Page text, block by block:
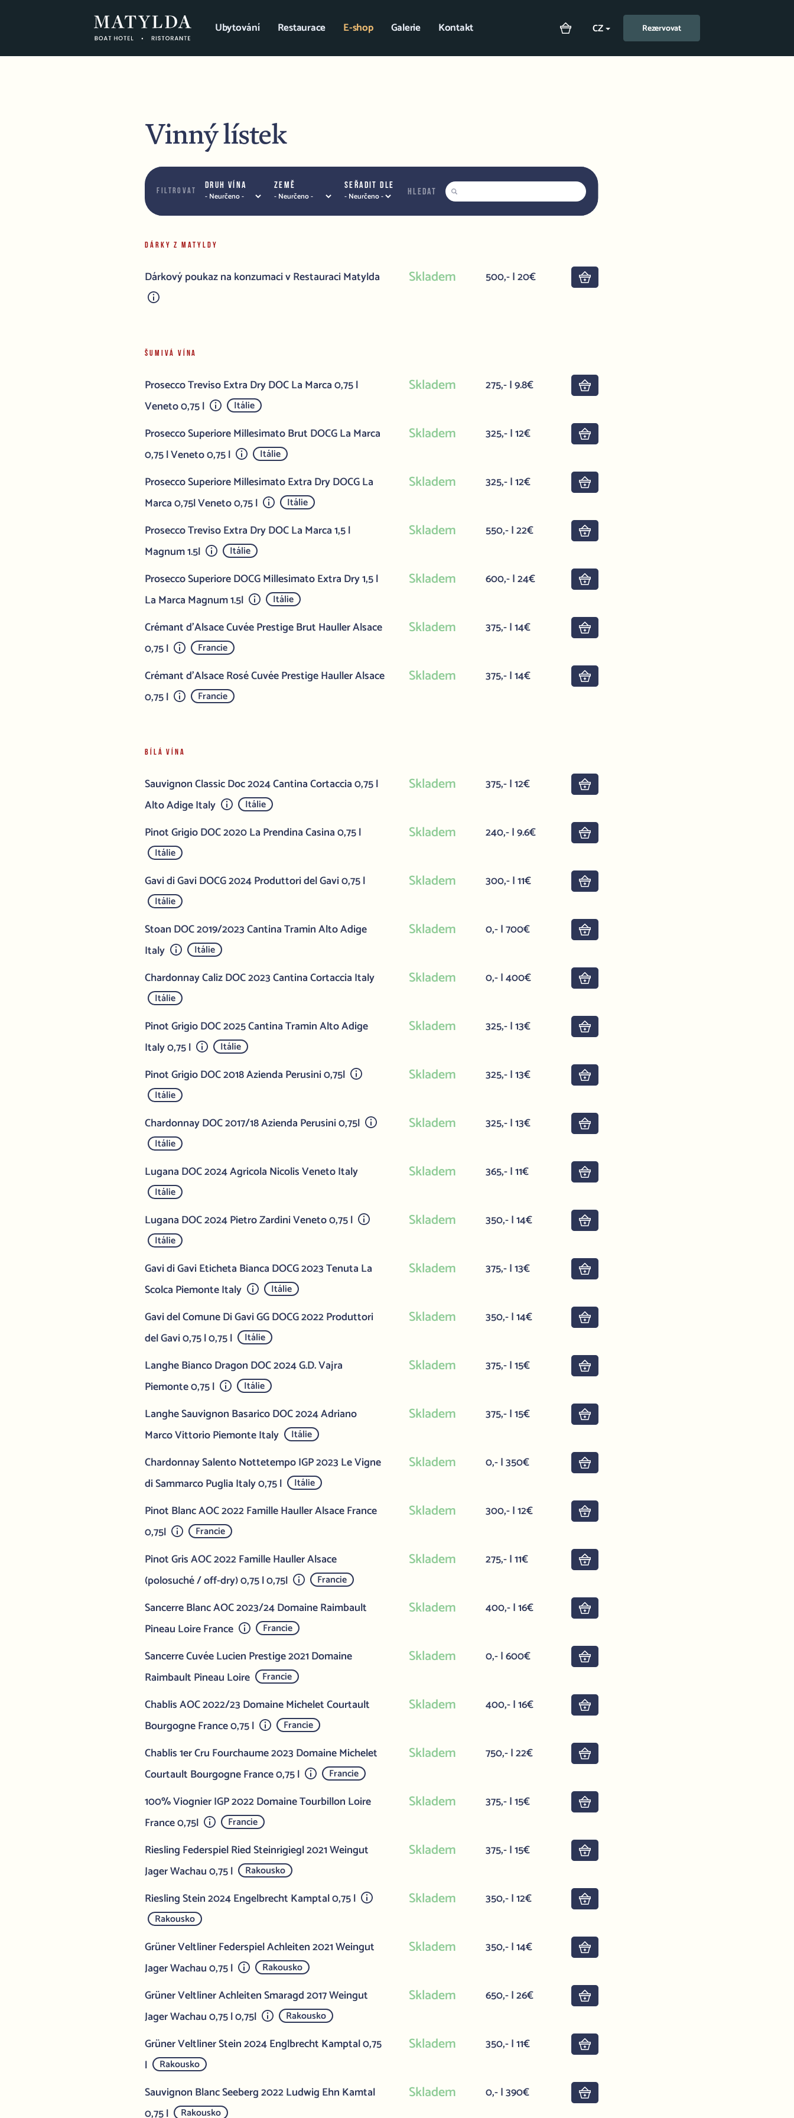
Ubytování Restaurace E-shop Galerie Kontakt CZ Rezervovat
Vinný lístek
Filtrovat
Druh vína Země Seřadit dle
hledat
DÁRKY Z MATYLDY
Dárkový poukaz na konzumaci v Restauraci Matylda Skladem 500,- | 20€
ŠUMIVÁ VÍNA
Prosecco Treviso Extra Dry DOC La Marca 0,75 l
Veneto 0,75 l
Itálie
Skladem 275,- | 9.8€
Prosecco Superiore Millesimato Brut DOCG La Marca
0,75 l Veneto 0,75 l
Itálie
Skladem 325,- | 12€
Prosecco Superiore Millesimato Extra Dry DOCG La
Marca 0,75l Veneto 0,75 l
Itálie
Skladem 325,- | 12€
Prosecco Treviso Extra Dry DOC La Marca 1,5 l
Magnum 1.5l
Itálie
Skladem 550,- | 22€
Prosecco Superiore DOCG Millesimato Extra Dry 1,5 l
La Marca Magnum 1.5l
Itálie
Skladem 600,- | 24€
Crémant d'Alsace Cuvée Prestige Brut Hauller Alsace
0,75 l
Francie
Skladem 375,- | 14€
Crémant d'Alsace Rosé Cuvée Prestige Hauller Alsace
0,75 l
Francie
Skladem 375,- | 14€
BÍLÁ VÍNA
Sauvignon Classic Doc 2024 Cantina Cortaccia 0,75 l
Alto Adige Italy
Itálie
Skladem 375,- | 12€
Pinot Grigio DOC 2020 La Prendina Casina 0,75 l
Itálie
Skladem 240,- | 9.6€
Gavi di Gavi DOCG 2024 Produttori del Gavi 0,75 l
Itálie
Skladem 300,- | 11€
Stoan DOC 2019/2023 Cantina Tramin Alto Adige
Italy
Itálie
Skladem 0,- | 700€
Chardonnay Caliz DOC 2023 Cantina Cortaccia Italy
Itálie
Skladem 0,- | 400€
Pinot Grigio DOC 2025 Cantina Tramin Alto Adige
Italy 0,75 l
Itálie
Skladem 325,- | 13€
Pinot Grigio DOC 2018 Azienda Perusini 0,75l
Itálie
Skladem 325,- | 13€
Chardonnay DOC 2017/18 Azienda Perusini 0,75l
Itálie
Skladem 325,- | 13€
Lugana DOC 2024 Agricola Nicolis Veneto Italy
Itálie
Skladem 365,- | 11€
Lugana DOC 2024 Pietro Zardini Veneto 0,75 l
Itálie
Skladem 350,- | 14€
Gavi di Gavi Eticheta Bianca DOCG 2023 Tenuta La
Scolca Piemonte Italy
Itálie
Skladem 375,- | 13€
Gavi del Comune Di Gavi GG DOCG 2022 Produttori
del Gavi 0,75 l 0,75 l
Itálie
Skladem 350,- | 14€
Langhe Bianco Dragon DOC 2024 G.D. Vajra
Piemonte 0,75 l
Itálie
Skladem 375,- | 15€
Langhe Sauvignon Basarico DOC 2024 Adriano
Marco Vittorio Piemonte Italy
Itálie
Skladem 375,- | 15€
Chardonnay Salento Nottetempo IGP 2023 Le Vigne
di Sammarco Puglia Italy 0,75 l
Itálie
Skladem 0,- | 350€
Pinot Blanc AOC 2022 Famille Hauller Alsace France
0,75l
Francie
Skladem 300,- | 12€
Pinot Gris AOC 2022 Famille Hauller Alsace
(polosuché / off-dry) 0,75 l 0,75l
Francie
Skladem 275,- | 11€
Sancerre Blanc AOC 2023/24 Domaine Raimbault
Pineau Loire France
Francie
Skladem 400,- | 16€
Sancerre Cuvée Lucien Prestige 2021 Domaine
Raimbault Pineau Loire
Francie
Skladem 0,- | 600€
Chablis AOC 2022/23 Domaine Michelet Courtault
Bourgogne France 0,75 l
Francie
Skladem 400,- | 16€
Chablis 1er Cru Fourchaume 2023 Domaine Michelet
Courtault Bourgogne France 0,75 l
Francie
Skladem 750,- | 22€
100% Viognier IGP 2022 Domaine Tourbillon Loire
France 0,75l
Francie
Skladem 375,- | 15€
Riesling Federspiel Ried Steinrigiegl 2021 Weingut
Jager Wachau 0,75 l
Rakousko
Skladem 375,- | 15€
Riesling Stein 2024 Engelbrecht Kamptal 0,75 l
Rakousko
Skladem 350,- | 12€
Grüner Veltliner Federspiel Achleiten 2021 Weingut
Jager Wachau 0,75 l
Rakousko
Skladem 350,- | 14€
Grüner Veltliner Achleiten Smaragd 2017 Weingut
Jager Wachau 0,75 l 0,75l
Rakousko
Skladem 650,- | 26€
Grüner Veltliner Stein 2024 Englbrecht Kamptal 0,75
l
Rakousko
Skladem 350,- | 11€
Sauvignon Blanc Seeberg 2022 Ludwig Ehn Kamtal
0,75 l
Rakousko
Skladem 0,- | 390€